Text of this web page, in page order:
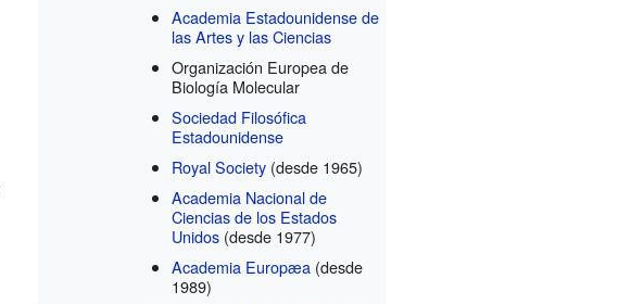
Academia Estadounidense de
las Artes y las Ciencias
Organización Europea de
Biología Molecular
Sociedad Filosófica
Estadounidense
Royal Society (desde 1965)
Academia Nacional de
Ciencias de los Estados
Unidos (desde 1977)
Academia Europæa (desde
1989)